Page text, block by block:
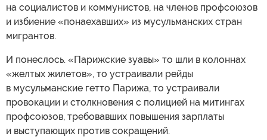
на социалистов и коммунистов, на членов профсоюзов
и избиение «понаехавших» из мусульманских стран
мигрантов.
И понеслось. «Парижские зуавы» то шли в колоннах
«желтых жилетов», то устраивали рейды
в мусульманские гетто Парижа, то устраивали
провокации и столкновения с полицией на митингах
профсоюзов, требовавших повышения зарплаты
и выступающих против сокращений.